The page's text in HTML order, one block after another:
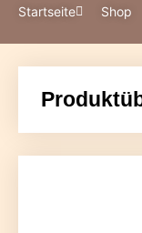
Startseite Shop